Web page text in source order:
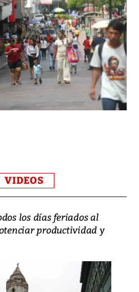
VIDEOS
los días feriados al
productividad y